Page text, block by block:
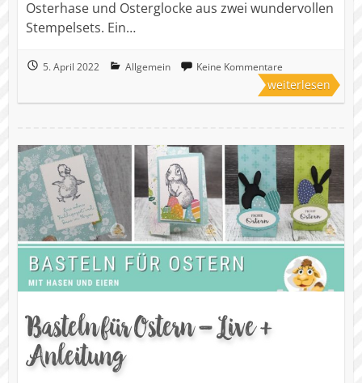
Osterhase und Osterglocke aus zwei wundervollen
Stempelsets. Ein…
5. April 2022 Allgemein Keine Kommentare
weiterlesen
Basteln für Ostern – Live +
Anleitung